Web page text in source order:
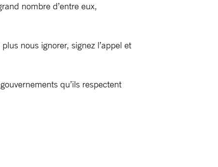
nombre d’entre eux,
nous ignorer, signez l’appel et
qu’ils respectent